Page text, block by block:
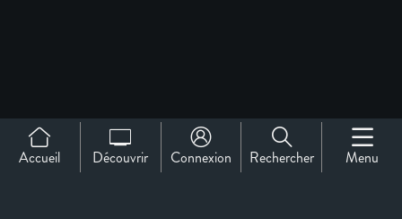
Accueil Découvrir Connexion Rechercher Menu